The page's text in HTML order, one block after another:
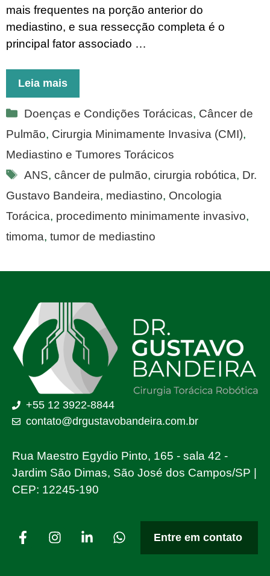
mais frequentes na porção anterior do
mediastino, e sua ressecção completa é o
principal fator associado …
Leia mais
Categorias
Doenças e Condições Torácicas, Câncer de
Pulmão, Cirurgia Minimamente Invasiva (CMI),
Mediastino e Tumores Torácicos
Tags
ANS,câncer de pulmão,cirurgia robótica, Dr.
Gustavo Bandeira, mediastino, Oncologia
Torácica, procedimento minimamente invasivo,
timoma, tumor de mediastino
+55 12 3922-8844
contato@drgustavobandeira.com.br
Rua Maestro Egydio Pinto, 165 - sala 42 -
Jardim São Dimas, São José dos Campos/SP |
CEP: 12245-190
Entre em contato